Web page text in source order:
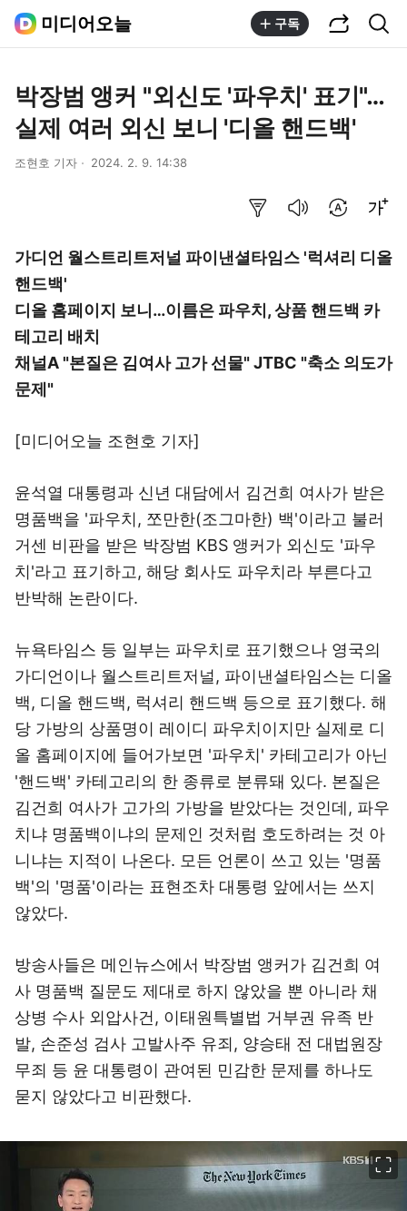
미디어오늘 구독
박장범 앵커 "외신도 '파우치' 표기"…
실제 여러 외신 보니 '디올 핸드백'
조현호 기자 2024. 2. 9. 14:38
가디언 월스트리트저널 파이낸셜타임스 '럭셔리 디올
핸드백'
디올 홈페이지 보니…이름은 파우치, 상품 핸드백 카
테고리 배치
채널A "본질은 김여사 고가 선물" JTBC "축소 의도가
문제"
[미디어오늘 조현호 기자]
윤석열 대통령과 신년 대담에서 김건희 여사가 받은
명품백을 '파우치, 쪼만한(조그마한) 백'이라고 불러
거센 비판을 받은 박장범 KBS 앵커가 외신도 '파우
치'라고 표기하고, 해당 회사도 파우치라 부른다고
반박해 논란이다.
뉴욕타임스 등 일부는 파우치로 표기했으나 영국의
가디언이나 월스트리트저널, 파이낸셜타임스는 디올
백, 디올 핸드백, 럭셔리 핸드백 등으로 표기했다. 해
당 가방의 상품명이 레이디 파우치이지만 실제로 디
올 홈페이지에 들어가보면 '파우치' 카테고리가 아닌
'핸드백' 카테고리의 한 종류로 분류돼 있다. 본질은
김건희 여사가 고가의 가방을 받았다는 것인데, 파우
치냐 명품백이냐의 문제인 것처럼 호도하려는 것 아
니냐는 지적이 나온다. 모든 언론이 쓰고 있는 '명품
백'의 '명품'이라는 표현조차 대통령 앞에서는 쓰지
않았다.
방송사들은 메인뉴스에서 박장범 앵커가 김건희 여
사 명품백 질문도 제대로 하지 않았을 뿐 아니라 채
상병 수사 외압사건, 이태원특별법 거부권 유족 반
발, 손준성 검사 고발사주 유죄, 양승태 전 대법원장
무죄 등 윤 대통령이 관여된 민감한 문제를 하나도
묻지 않았다고 비판했다.